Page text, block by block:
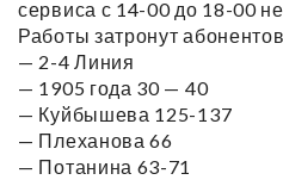
сервиса с 14-00 до 18-00
Работы затронут
— 2-4 Линия
— 1905 года 30 — 40
— Куйбышева 125-137
— Плеханова 66
— Потанина 63-71